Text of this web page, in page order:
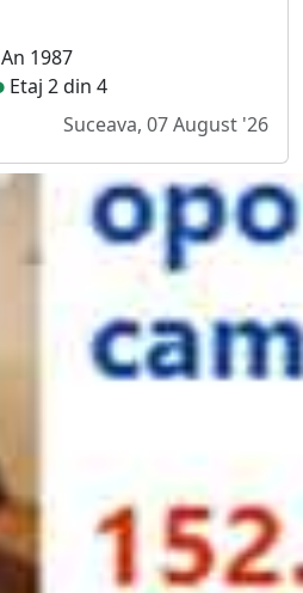
An 1987
Etaj 2 din 4
Suceava, 07 August '26